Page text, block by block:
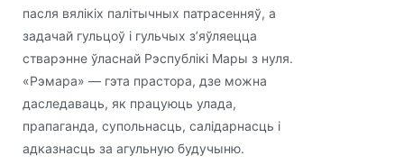
пасля вялікіх палітычных патрасенняў, а
задачай гульцоў і гульчых з’яўляецца
стварэнне ўласнай Рэспублікі Мары з нуля.
«Рэмара» — гэта прастора, дзе можна
даследаваць, як працуюць улада,
прапаганда, супольнасць, салідарнасць і
адказнасць за агульную будучыню.